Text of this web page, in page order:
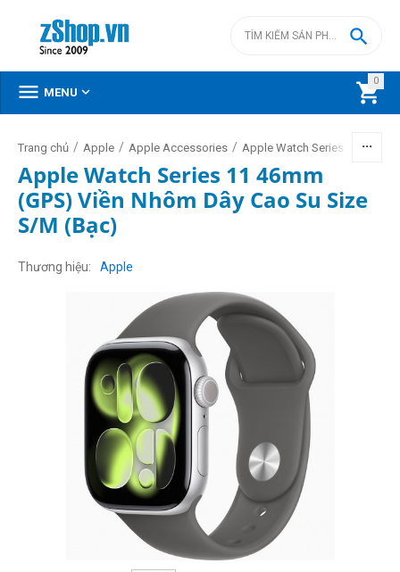
0


 MENU 
Trang chủ / Apple / Apple Accessories / Apple Watch Series 11 2025
Apple Watch Series 11 46mm
(GPS) Viền Nhôm Dây Cao Su Size
S/M (Bạc)
Thương hiệu Apple